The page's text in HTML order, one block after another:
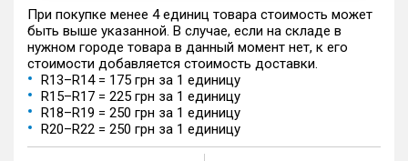
При покупке менее 4 единиц товара стоимость может
быть выше указанной. В случае, если на складе в
нужном городе товара в данный момент нет, к его
стоимости добавляется стоимость доставки.
R13–R14 = 175 грн за 1 единицу
R15–R17 = 225 грн за 1 единицу
R18–R19 = 250 грн за 1 единицу
R20–R22 = 250 грн за 1 единицу